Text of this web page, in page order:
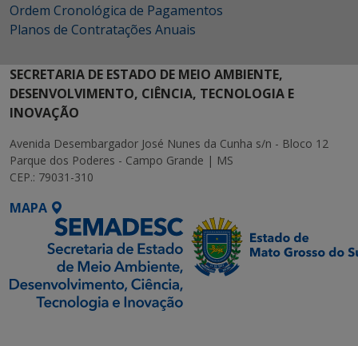
Ordem Cronológica de Pagamentos
Planos de Contratações Anuais
SECRETARIA DE ESTADO DE MEIO AMBIENTE,
DESENVOLVIMENTO, CIÊNCIA, TECNOLOGIA E
INOVAÇÃO
Avenida Desembargador José Nunes da Cunha s/n - Bloco 12
Parque dos Poderes - Campo Grande | MS
CEP.: 79031-310
MAPA